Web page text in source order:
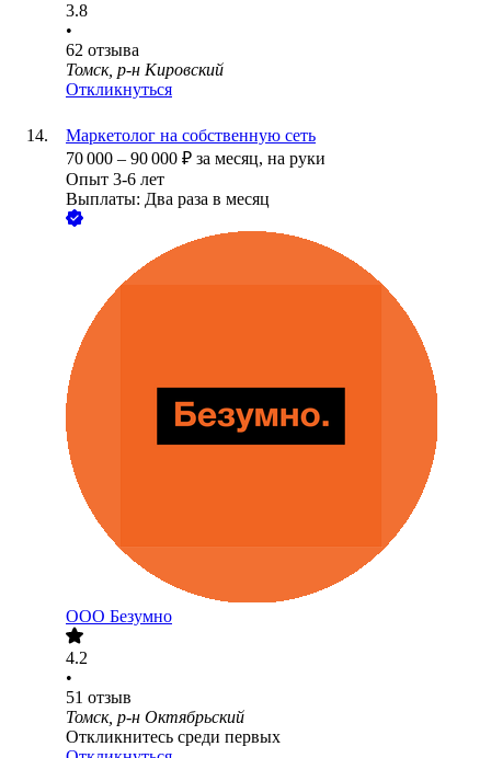
3.8
•
62 отзыва
Томск, р-н Кировский
Откликнуться
Маркетолог на собственную сеть
70 000 – 90 000 ₽ за месяц, на руки
Опыт 3-6 лет
Выплаты: Два раза в месяц
ООО Безумно
4.2
•
51 отзыв
Томск, р-н Октябрьский
Откликнитесь среди первых